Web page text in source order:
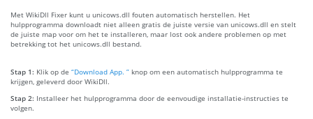
Met WikiDll Fixer kunt u unicows.dll fouten automatisch herstellen. Het
hulpprogramma downloadt niet alleen gratis de juiste versie van unicows.dll en stelt
de juiste map voor om het te installeren, maar lost ook andere problemen op met
betrekking tot het unicows.dll bestand.
Stap 1: Klik op de “Download App. ” knop om een automatisch hulpprogramma te
krijgen, geleverd door WikiDll.
Stap 2: Installeer het hulpprogramma door de eenvoudige installatie-instructies te
volgen.